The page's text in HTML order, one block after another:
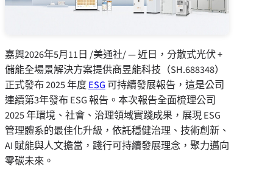
嘉興2026年5月11日 /美通社/ — 近日，分散式光伏 +
儲能全場景解決方案提供商昱能科技（SH.688348）
正式發布 2025 年度ESG 可持續發展報告，這是公司
連續第3年發布 ESG 報告。本次報告全面梳理公司
2025 年環境、社會、治理領域實踐成果，展現 ESG
管理體系的最佳化升級，依託穩健治理、技術創新、
AI 賦能與人文擔當，踐行可持續發展理念，聚力邁向
零碳未來。